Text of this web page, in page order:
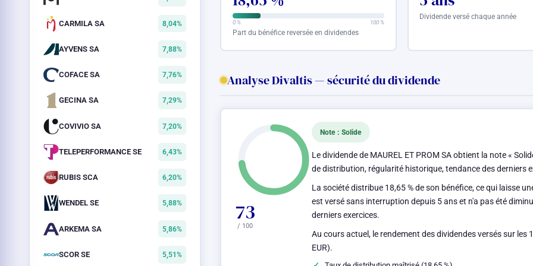
CARMILA SA 8,04%
AYVENS SA 7,88%
COFACE SA 7,76%
GECINA SA 7,29%
COVIVIO SA 7,20%
TELEPERFORMANCE SE 6,43%
RUBIS SCA 6,20%
WENDEL SE 5,88%
ARKEMA SA 5,86%
SCOR SE 5,51%
0 % 100 %
Part du bénéfice reversée en dividendes
Dividende versé chaque année
Analyse Divaltis — sécurité du dividende
73
/ 100
Note : Solide
Le dividende de MAUREL ET PROM SA obtient la note «
de distribution, régularité historique, tendance des derniers
La société distribue 18,65 % de son bénéfice, ce qui laisse
est versé sans interruption depuis 5 ans et n'a pas été
derniers exercices.
Au cours actuel, le rendement des dividendes versés sur
EUR).